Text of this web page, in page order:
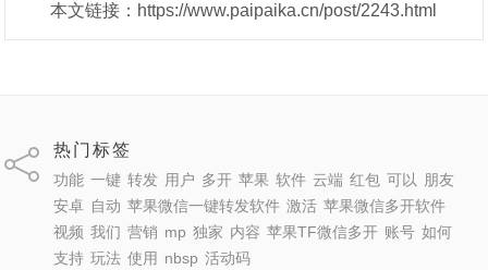
本文链接：https://www.paipaika.cn/post/2243.html
热门标签
功能 一键 转发 用户 多开 苹果 软件 云端 红包 可以 朋友
安卓 自动 苹果微信一键转发软件 激活 苹果微信多开软件
视频 我们 营销 mp 独家 内容 苹果TF微信多开 账号 如何
支持 玩法 使用 nbsp 活动码